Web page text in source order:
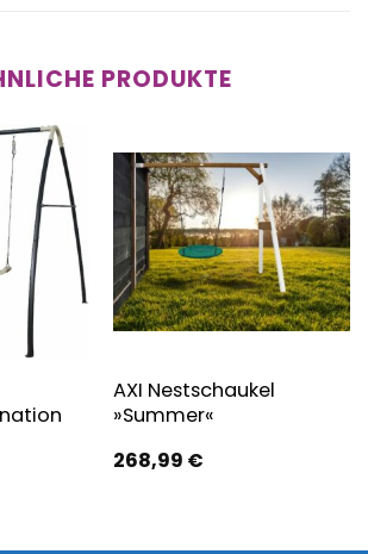
PRODUKTE
AXI Nestschaukel
»Summer«
268,99 €